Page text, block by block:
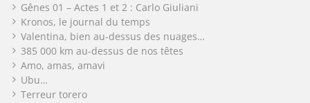
Gênes 01 – Actes 1 et 2 : Carlo Giuliani
Kronos, le journal du temps
Valentina, bien au-dessus des nuages…
385 000 km au-dessus de nos têtes
Amo, amas, amavi
Ubu…
Terreur torero